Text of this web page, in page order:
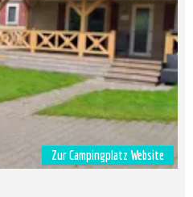
Zur Campingplatz Website